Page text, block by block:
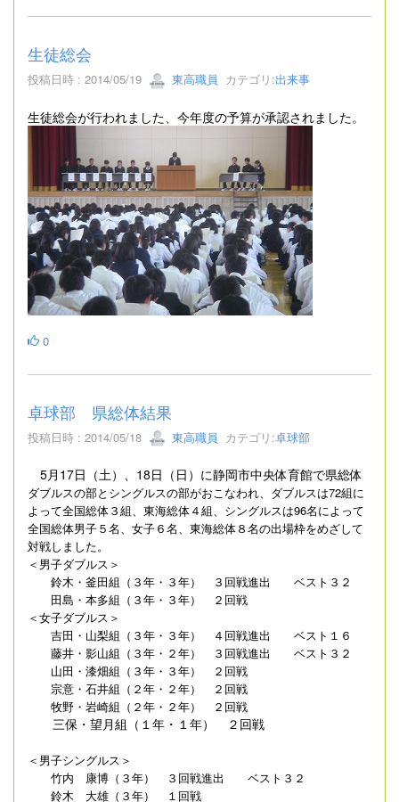
生徒総会
投稿日時 : 2014/05/19 東高職員 カテゴリ:出来事
生徒総会が行われました、今年度の予算が承認されました。
0
卓球部 県総体結果
投稿日時 : 2014/05/18 東高職員 カテゴリ:卓球部
5月17日（土）、18日（日）に静岡市中央体育館で県総体
ダブルスの部とシングルスの部がおこなわれ、ダブルスは72組に
よって全国総体３組、東海総体４組、シングルスは96名によって
全国総体男子５名、女子６名、東海総体８名の出場枠をめざして
対戦しました。
＜男子ダブルス＞
鈴木・釜田組（３年・３年） ３回戦進出 ベスト３２
田島・本多組（３年・３年） ２回戦
＜女子ダブルス＞
吉田・山梨組（３年・３年） ４回戦進出 ベスト１６
藤井・影山組（３年・２年） ３回戦進出 ベスト３２
山田・漆畑組（３年・３年） ２回戦
宗意・石井組（２年・２年） ２回戦
牧野・岩崎組（２年・２年） ２回戦
三保・望月組（１年・１年） ２回戦
＜男子シングルス＞
竹内 康博（３年） ３回戦進出 ベスト３２
鈴木 大雄（３年） １回戦